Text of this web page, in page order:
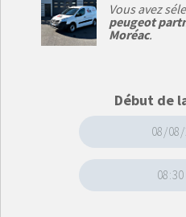
Vous avez
peugeot
Moréac.
Début de